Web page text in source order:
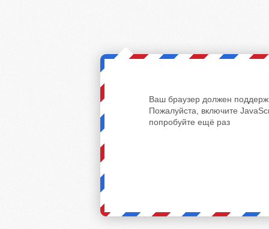
Ваш браузер должен
Пожалуйста, включите
попробуйте ещё раз